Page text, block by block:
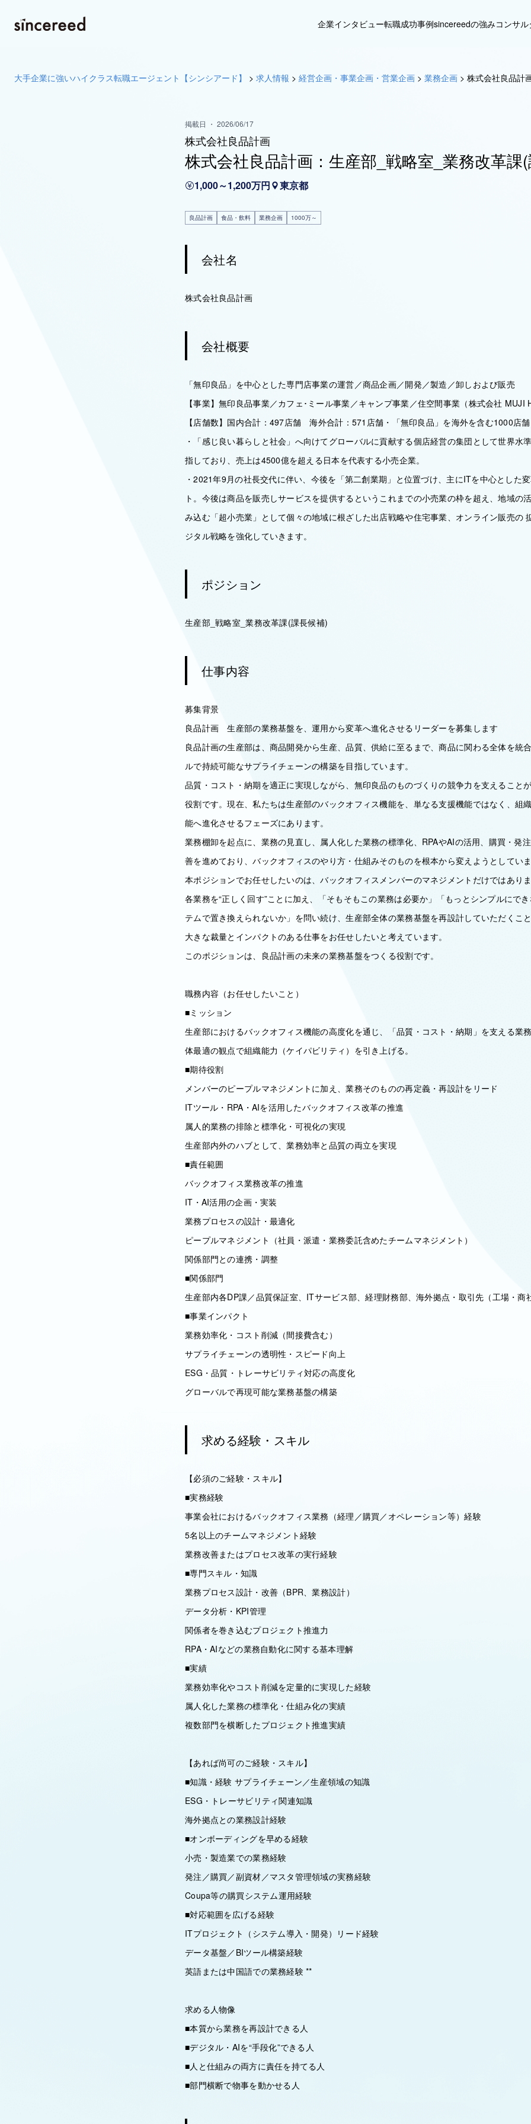
企業インタビュー転職成功事例sincereedの強みコンサ
大手企業に強いハイクラス転職エージェント【シンシアード】 > 求人情報 > 経営企画・事業企画・営業企画 > 業務企画 > 株式会社良品計
掲載日 ・ 2026/06/17
株式会社良品計画
株式会社良品計画：生産部_戦略室_業務改革課
1,000～1,200万円 東京都
良品計画 食品・飲料 業務企画 1000万～
会社名
株式会社良品計画
会社概要
「無印良品」を中心とした専門店事業の運営／商品企画／開発／製造／卸しおよび販売
【事業】無印良品事業／カフェ･ミール事業／キャンプ事業／住空間事業（株式会社 MUJI
【店舗数】国内合計：497店舗 海外合計：571店舗・「無印良品」を海外を含む1000店
・「感じ良い暮らしと社会」へ向けてグローバルに貢献する個店経営の集団として世界水
指しており、売上は4500億を超える日本を代表する小売企業。
・2021年9月の社長交代に伴い、今後を「第二創業期」と位置づけ、主にITを中心とした
ト。今後は商品を販売しサービスを提供するというこれまでの小売業の枠を超え、地域の
み込む「超小売業」として個々の地域に根ざした出店戦略や住宅事業、オンライン販売の
ジタル戦略を強化していきます。
ポジション
生産部_戦略室_業務改革課(課長候補)
仕事内容
募集背景
良品計画 生産部の業務基盤を、運用から変革へ進化させるリーダーを募集します
良品計画の生産部は、商品開発から生産、品質、供給に至るまで、商品に関わる全体を統
ルで持続可能なサプライチェーンの構築を目指しています。
品質・コスト・納期を適正に実現しながら、無印良品のものづくりの競争力を支えること
役割です。現在、私たちは生産部のバックオフィス機能を、単なる支援機能ではなく、組
能へ進化させるフェーズにあります。
業務棚卸を起点に、業務の見直し、属人化した業務の標準化、RPAやAIの活用、購買・発
善を進めており、バックオフィスのやり方・仕組みそのものを根本から変えようとしてい
本ポジションでお任せしたいのは、バックオフィスメンバーのマネジメントだけではあり
各業務を“正しく回す”ことに加え、「そもそもこの業務は必要か」「もっとシンプルにで
テムで置き換えられないか」を問い続け、生産部全体の業務基盤を再設計していただくこ
大きな裁量とインパクトのある仕事をお任せしたいと考えています。
このポジションは、良品計画の未来の業務基盤をつくる役割です。
職務内容（お任せしたいこと）
■ミッション
生産部におけるバックオフィス機能の高度化を通じ、「品質・コスト・納期」を支える業
体最適の観点で組織能力（ケイパビリティ）を引き上げる。
■期待役割
メンバーのピープルマネジメントに加え、業務そのものの再定義・再設計をリード
ITツール・RPA・AIを活用したバックオフィス改革の推進
属人的業務の排除と標準化・可視化の実現
生産部内外のハブとして、業務効率と品質の両立を実現
■責任範囲
バックオフィス業務改革の推進
IT・AI活用の企画・実装
業務プロセスの設計・最適化
ピープルマネジメント（社員・派遣・業務委託含めたチームマネジメント）
関係部門との連携・調整
■関係部門
生産部内各DP課／品質保証室、ITサービス部、経理財務部、海外拠点・取引先（工場・商
■事業インパクト
業務効率化・コスト削減（間接費含む）
サプライチェーンの透明性・スピード向上
ESG・品質・トレーサビリティ対応の高度化
グローバルで再現可能な業務基盤の構築
求める経験・スキル
【必須のご経験・スキル】
■実務経験
事業会社におけるバックオフィス業務（経理／購買／オペレーション等）経験
5名以上のチームマネジメント経験
業務改善またはプロセス改革の実行経験
■専門スキル・知識
業務プロセス設計・改善（BPR、業務設計）
データ分析・KPI管理
関係者を巻き込むプロジェクト推進力
RPA・AIなどの業務自動化に関する基本理解
■実績
業務効率化やコスト削減を定量的に実現した経験
属人化した業務の標準化・仕組み化の実績
複数部門を横断したプロジェクト推進実績
【あれば尚可のご経験・スキル】
■知識・経験 サプライチェーン／生産領域の知識
ESG・トレーサビリティ関連知識
海外拠点との業務設計経験
■オンボーディングを早める経験
小売・製造業での業務経験
発注／購買／副資材／マスタ管理領域の実務経験
Coupa等の購買システム運用経験
■対応範囲を広げる経験
ITプロジェクト（システム導入・開発）リード経験
データ基盤／BIツール構築経験
英語または中国語での業務経験 **
求める人物像
■本質から業務を再設計できる人
■デジタル・AIを“手段化”できる人
■人と仕組みの両方に責任を持てる人
■部門横断で物事を動かせる人